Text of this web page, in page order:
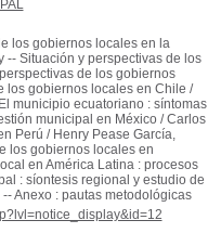
los gobiernos locales en la
-- Situación y perspectivas de los
de los gobiernos
los gobiernos locales en Chile /
municipio ecuatoriano : síntomas
municipal en México / Carlos
Perú / Henry Pease García,
los gobiernos locales en
en América Latina : procesos
: síontesis regional y estudio de
Anexo : pautas metodológicas